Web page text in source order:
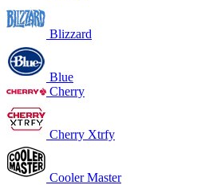
Blizzard
Blue
Cherry
Cherry Xtrfy
Cooler Master